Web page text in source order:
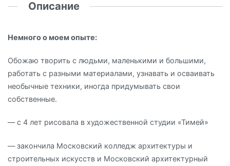
Описание
Немного о моем опыте:
Обожаю творить с людьми, маленькими и большими,
работать с разными материалами, узнавать и осваивать
необычные техники, иногда придумывать свои
собственные.
— с 4 лет рисовала в художественной студии «Тимей»
— закончила Московский колледж архитектуры и
строительных искусств и Московский архитектурный